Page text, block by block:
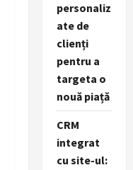
personaliz
ate de
clienți
pentru a
targeta o
nouă piață
CRM
integrat
cu site-ul: